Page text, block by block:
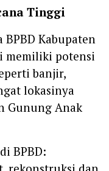
Tinggi
Kabupaten
memiliki potensi
banjir,
lokasinya
Gunung Anak
BPBD: